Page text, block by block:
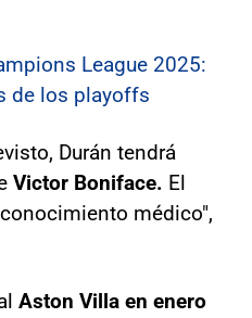
League 2025:
de los playoffs
Durán tendrá
Victor Boniface. El
médico",
Aston Villa en enero